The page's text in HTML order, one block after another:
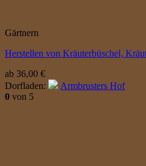
Gärtnern
Herstellen von Kräuterbüschel,
ab 36,00 €
Dorfladen:
Armbrusters Hof
0 von 5